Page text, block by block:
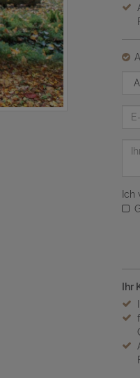
Ich
Ihr